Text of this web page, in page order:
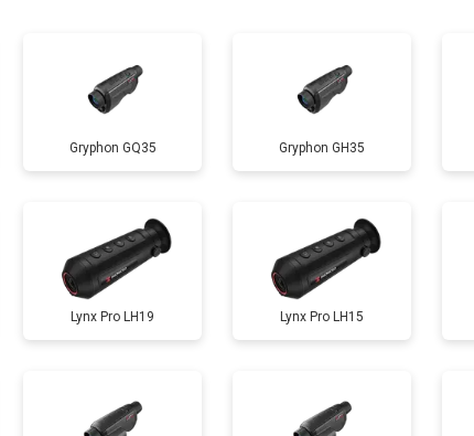
Gryphon GQ35 Gryphon GH35
Lynx Pro LH19 Lynx Pro LH15